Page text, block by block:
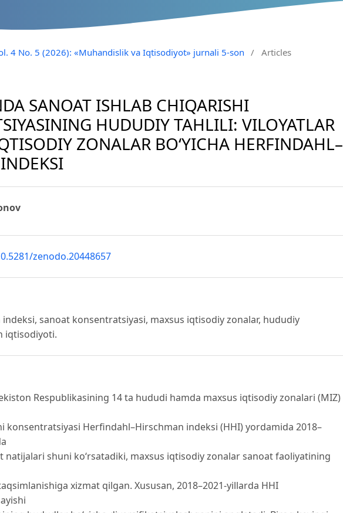
4 No. 5 (2026): «Muhandislik va Iqtisodiyot» jurnali 5-son / Articles
SANOAT ISHLAB CHIQARISHI
HUDUDIY TAHLILI: VILOYATLAR
ZONALAR BO‘YICHA HERFINDAHL–
zenodo.20448657
sanoat konsentratsiyasi, maxsus iqtisodiy zonalar, hududiy
iqtisodiyoti.
Respublikasining 14 ta hududi hamda maxsus iqtisodiy zonalari (MIZ)
konsentratsiyasi Herfindahl–Hirschman indeksi (HHI) yordamida 2018–
natijalari shuni koʻrsatadiki, maxsus iqtisodiy zonalar sanoat faoliyatining
xizmat qilgan. Xususan, 2018–2021-yillarda HHI